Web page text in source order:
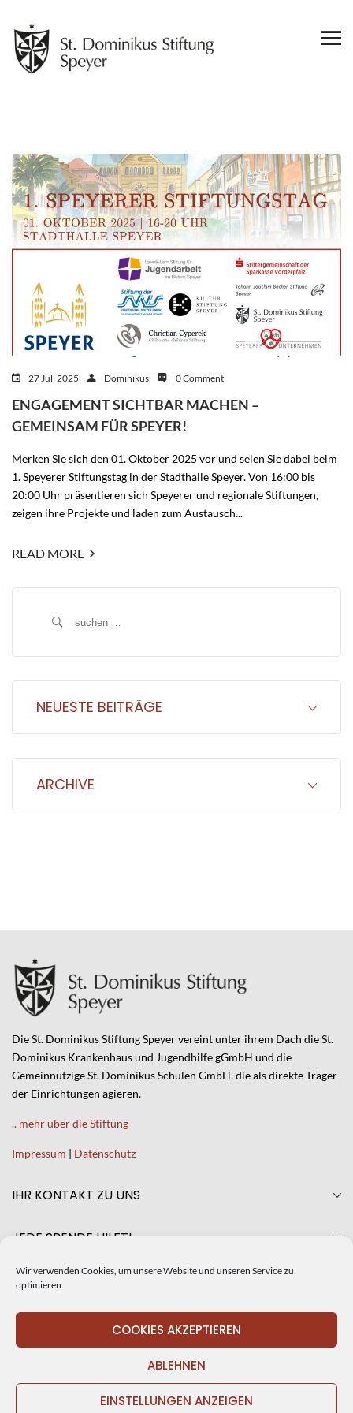
Wir verwenden Cookies, um unsere Website und unseren Service zu
optimieren.
COOKIES AKZEPTIEREN
ABLEHNEN
EINSTELLUNGEN ANZEIGEN
27 Juli 2025 Dominikus 0 Comment
ENGAGEMENT SICHTBAR MACHEN –
GEMEINSAM FÜR SPEYER!
Merken Sie sich den 01. Oktober 2025 vor und seien Sie dabei beim
1. Speyerer Stiftungstag in der Stadthalle Speyer. Von 16:00 bis
20:00 Uhr präsentieren sich Speyerer und regionale Stiftungen,
zeigen ihre Projekte und laden zum Austausch...
READ MORE
nach:
NEUESTE BEITRÄGE
ARCHIVE
Die St. Dominikus Stiftung Speyer vereint unter ihrem Dach die St.
Dominikus Krankenhaus und Jugendhilfe gGmbH und die
Gemeinnützige St. Dominikus Schulen GmbH, die als direkte Träger
der Einrichtungen agieren.
.. mehr über die Stiftung
Impressum | Datenschutz
IHR KONTAKT ZU UNS
JEDE SPENDE HILFT!
AKTUELLES
CRISTINA DE SILIÓ NEUE GESCHÄFTSFÜHRERIN DER ST.
DOMINIKUS STIFTUNG SPEYER
ERFAHRUNGSAUSTAUSCH MIT DER KINDER- UND
ANNASTIFT IN LUDWIGSHAFEN